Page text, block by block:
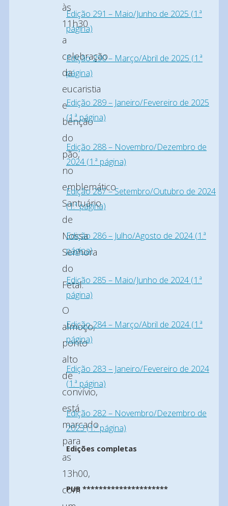
às
11h30
a
celebração
da
eucaristia
e
bênção
do
pão,
no
emblemático
Santuário
de
Nossa
Senhora
do
Fetal.
O
almoço,
ponto
alto
de
convívio,
está
marcado
para
as
13h00,
com
Edição 291 – Maio/Junho de 2025 (1.ª
página)
Edição 290 – Março/Abril de 2025 (1.ª
página)
Edição 289 – Janeiro/Fevereiro de 2025
(1.ª página)
Edição 288 – Novembro/Dezembro de
2024 (1.ª página)
Edição 287 – Setembro/Outubro de 2024
(1.ª página)
Edição 286 – Julho/Agosto de 2024 (1.ª
página)
Edição 285 – Maio/Junho de 2024 (1.ª
página)
Edição 284 – Março/Abril de 2024 (1.ª
página)
Edição 283 – Janeiro/Fevereiro de 2024
(1.ª página)
Edição 282 – Novembro/Dezembro de
2023 (1.ª página)
Edições completas
PUB *********************